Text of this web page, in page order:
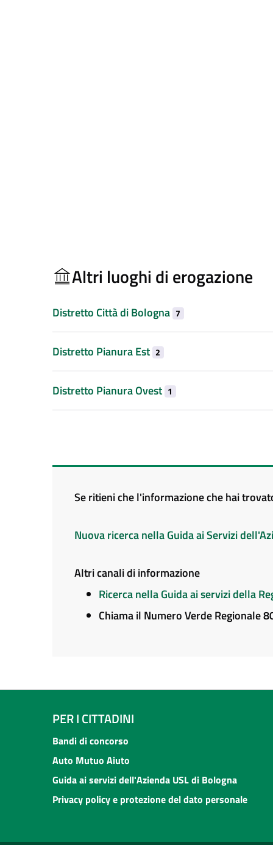
Altri luoghi di erogazione
Distretto Città di Bologna 7
Distretto Pianura Est 2
Distretto Pianura Ovest 1
Se ritieni che l'informazione che hai
Nuova ricerca nella Guida ai Servizi
Altri canali di informazione
Ricerca nella Guida ai servizi della
Chiama il Numero Verde Regionale
PER I CITTADINI
Bandi di concorso
Auto Mutuo Aiuto
Guida ai servizi dell'Azienda USL di Bologna
Privacy policy e protezione del dato personale